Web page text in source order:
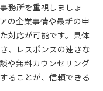
務所を重視しましょ
の企業事情や最新の申
対応が可能です。具体
、レスポンスの速さな
や無料カウンセリング
ることが、信頼できる